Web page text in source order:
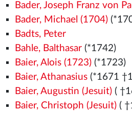
Bader, Joseph Franz von
Bader, Michael (1704)
Badts, Peter
Bahle, Balthasar(*1742)
Baier, Alois (1723)(*1723)
Baier, Athanasius(*1671
Baier, Augustin (Jesuit)(
Baier, Christoph (Jesuit)(